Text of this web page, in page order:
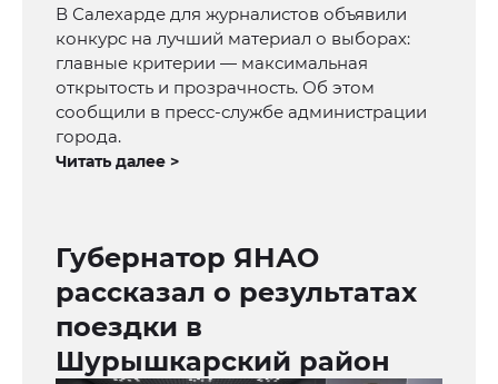
В Салехарде для журналистов объявили
конкурс на лучший материал о выборах:
главные критерии — максимальная
открытость и прозрачность. Об этом
сообщили в пресс-службе администрации
города.
Читать далее >
Губернатор ЯНАО
рассказал о результатах
поездки в
Шурышкарский район